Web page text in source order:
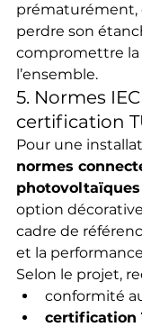
prématurément,
perdre son
compromettre
l’ensemble.
5. Normes
certification
Pour une
normes
photovoltaïques
option
cadre de
et la
Selon le projet,
conformité
certification